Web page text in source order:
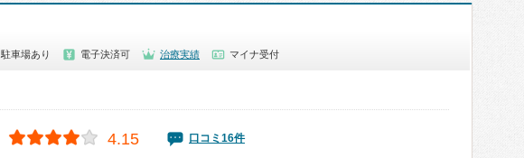
駐車場あり 電子決済可 治療実績 マイナ受付
4.15 口コミ16件